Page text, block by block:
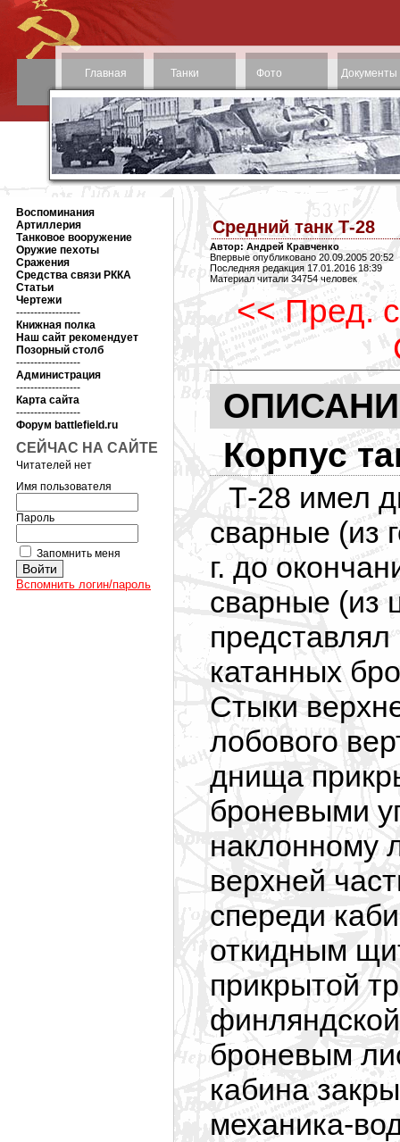
Главная Танки Фото Документы
Воспоминания
Артиллерия
Танковое вооружение
Оружие пехоты
Сражения
Средства связи РККА
Статьи
Чертежи
------------------
Книжная полка
Наш сайт рекомендует
Позорный столб
------------------
Администрация
------------------
Карта сайта
------------------
Форум battlefield.ru
СЕЙЧАС НА САЙТЕ
Читателей нет
Имя пользователя
Пароль
Запомнить меня
Вспомнить логин/пароль
Средний танк Т-28
Автор: Андрей Кравченко
Впервые опубликовано 20.09.2005 20:52
Последняя редакция 17.01.2016 18:39
Материал читали 34754 человек
<< Пред.
Корпус
Т-28 имел
сварные (из
г. до
сварные (из
катанных
Стыки
лобового
днища
броневыми
наклонному
верхней
спереди
откидным
прикрытой
броневым
кабина
механика-